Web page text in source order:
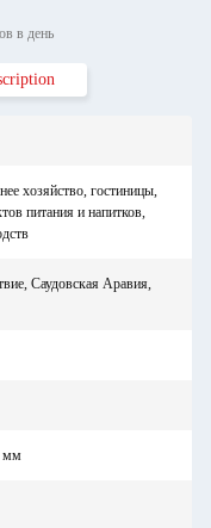
в день
хозяйство, гостиницы,
питания и напитков,
Саудовская Аравия,
мм